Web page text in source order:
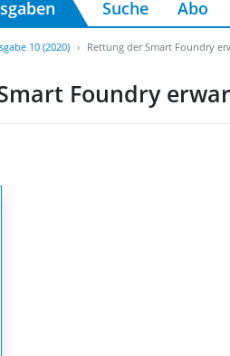
Suche Abo
10 (2020) Rettung der Smart Foundry
Foundry